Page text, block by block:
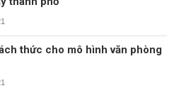
thức cho mô hình văn phòng